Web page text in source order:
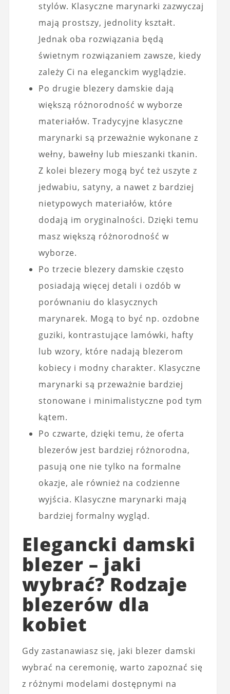
stylów. Klasyczne marynarki zazwyczaj
mają prostszy, jednolity kształt.
Jednak oba rozwiązania będą
świetnym rozwiązaniem zawsze, kiedy
zależy Ci na eleganckim wyglądzie.
Po drugie blezery damskie dają
większą różnorodność w wyborze
materiałów. Tradycyjne klasyczne
marynarki są przeważnie wykonane z
wełny, bawełny lub mieszanki tkanin.
Z kolei blezery mogą być też uszyte z
jedwabiu, satyny, a nawet z bardziej
nietypowych materiałów, które
dodają im oryginalności. Dzięki temu
masz większą różnorodność w
wyborze.
Po trzecie blezery damskie często
posiadają więcej detali i ozdób w
porównaniu do klasycznych
marynarek. Mogą to być np. ozdobne
guziki, kontrastujące lamówki, hafty
lub wzory, które nadają blezerom
kobiecy i modny charakter. Klasyczne
marynarki są przeważnie bardziej
stonowane i minimalistyczne pod tym
kątem.
Po czwarte, dzięki temu, że oferta
blezerów jest bardziej różnorodna,
pasują one nie tylko na formalne
okazje, ale również na codzienne
wyjścia. Klasyczne marynarki mają
bardziej formalny wygląd.
Elegancki damski
blezer – jaki
wybrać? Rodzaje
blezerów dla
kobiet
Gdy zastanawiasz się, jaki blezer damski
wybrać na ceremonię, warto zapoznać się
z różnymi modelami dostępnymi na